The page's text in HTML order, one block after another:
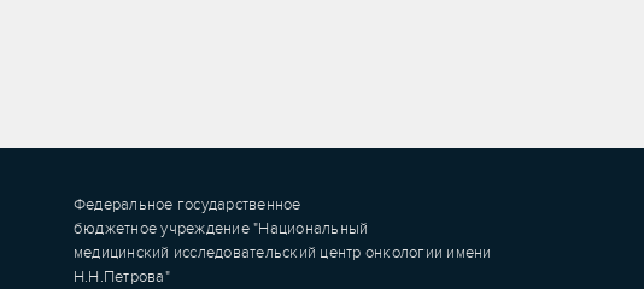
Федеральное государственное
бюджетное учреждение "Национальный
медицинский исследовательский центр онкологии имени
Н.Н.Петрова"